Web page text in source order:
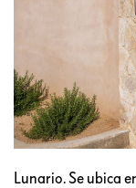
Lunario. Se ubica